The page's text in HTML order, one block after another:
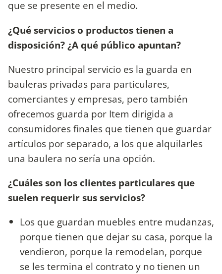
que se presente en el medio.
¿Qué servicios o productos tienen a
disposición? ¿A qué público apuntan?
Nuestro principal servicio es la guarda en
bauleras privadas para particulares,
comerciantes y empresas, pero también
ofrecemos guarda por Item dirigida a
consumidores finales que tienen que guardar
artículos por separado, a los que alquilarles
una baulera no sería una opción.
¿Cuáles son los clientes particulares que
suelen requerir sus servicios?
Los que guardan muebles entre mudanzas,
porque tienen que dejar su casa, porque la
vendieron, porque la remodelan, porque
se les termina el contrato y no tienen un